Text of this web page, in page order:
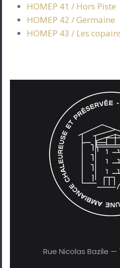
НОМЕР 41 / Hors Piste
НОМЕР 42 / Germaine
НОМЕР 43 / Les
Rue Nicolas Bazile —